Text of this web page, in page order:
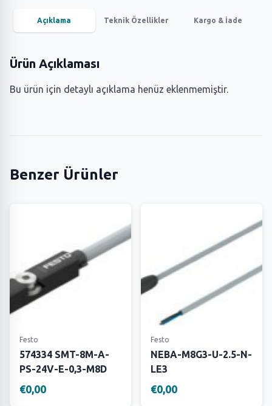
Açıklama Teknik Özellikler Kargo & İade
Ürün Açıklaması
Bu ürün için detaylı açıklama henüz eklenmemiştir.
Benzer Ürünler
Festo
574334 SMT-8M-A-
PS-24V-E-0,3-M8D
€0,00
Festo
NEBA-M8G3-U-2.5-N-
LE3
€0,00